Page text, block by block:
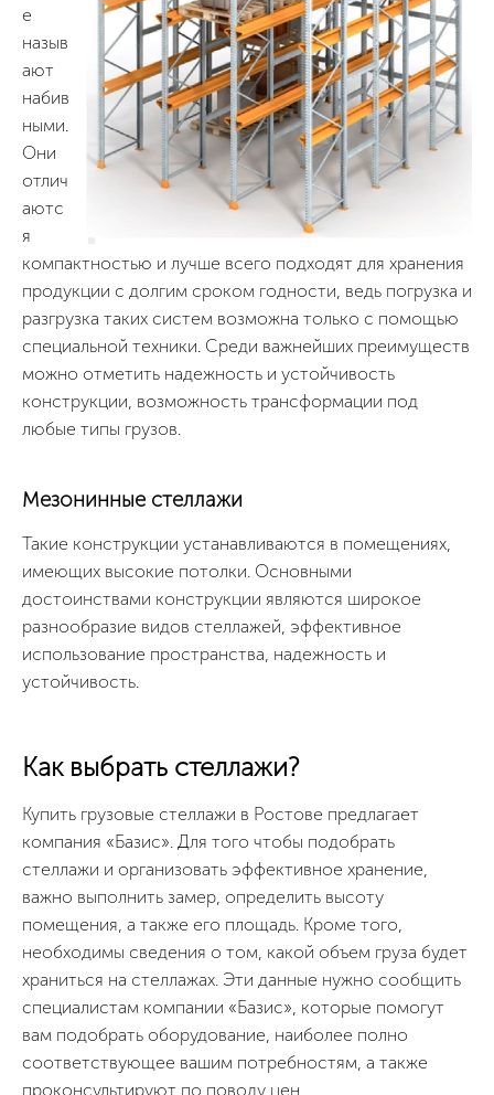
е
назыв
ают
набив
ными.
Они
отлич
аютс
я
компактностью и лучше всего подходят для хранения
продукции с долгим сроком годности, ведь погрузка и
разгрузка таких систем возможна только с помощью
специальной техники. Среди важнейших преимуществ
можно отметить надежность и устойчивость
конструкции, возможность трансформации под
любые типы грузов.
Мезонинные стеллажи
Такие конструкции устанавливаются в помещениях,
имеющих высокие потолки. Основными
достоинствами конструкции являются широкое
разнообразие видов стеллажей, эффективное
использование пространства, надежность и
устойчивость.
Как выбрать стеллажи?
Купить грузовые стеллажи в Ростове предлагает
компания «Базис». Для того чтобы подобрать
стеллажи и организовать эффективное хранение,
важно выполнить замер, определить высоту
помещения, а также его площадь. Кроме того,
необходимы сведения о том, какой объем груза будет
храниться на стеллажах. Эти данные нужно сообщить
специалистам компании «Базис», которые помогут
вам подобрать оборудование, наиболее полно
соответствующее вашим потребностям, а также
проконсультируют по поводу цен.